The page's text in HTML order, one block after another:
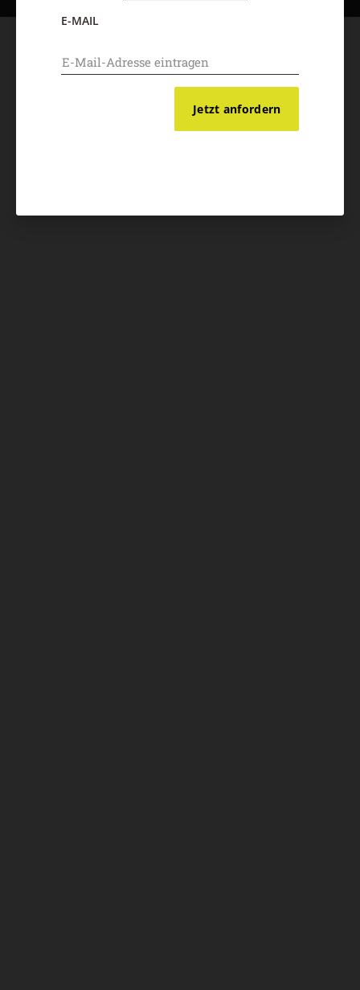
E-MAIL
Jetzt anfordern